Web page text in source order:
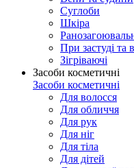
Суглоби
Шкіра
При застуді та
Зігріваючі
Засоби косметичні
Засоби косметичні
Для волосся
Для обличчя
Для рук
Для ніг
Для тіла
Для дітей